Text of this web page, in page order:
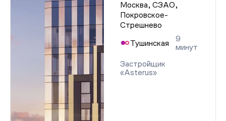
Москва, СЗАО,
Покровское-
Стрешнево
Тушинская
9
минут
Застройщик
«Asterus»